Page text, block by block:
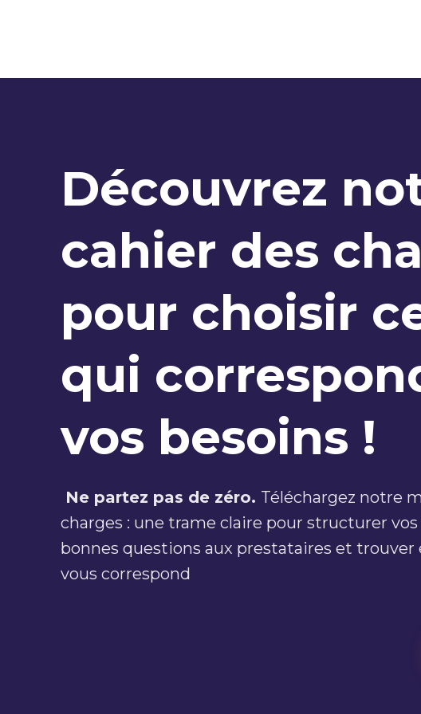
Découvrez
cahier des
pour choisir
qui
vos besoins !
Ne partez pas de zéro. Téléchargez notre
charges : une trame claire pour structurer
bonnes questions aux prestataires et
vous correspond